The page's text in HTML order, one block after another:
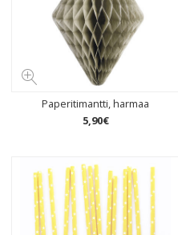
Paperitimantti, harmaa
5,90€